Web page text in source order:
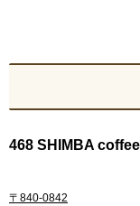
468 SHIMBA coffee
〒840-0842